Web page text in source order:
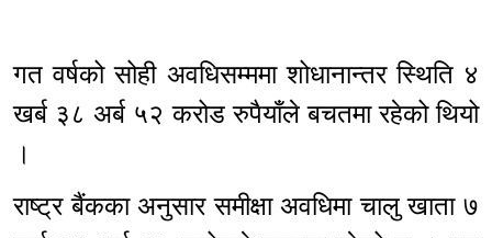
गत वर्षको सोही अवधिसम्ममा शोधानान्तर स्थिति ४
खर्ब ३८ अर्ब ५२ करोड रुपैयाँले बचतमा रहेको थियो
।
राष्ट्र बैंकका अनुसार समीक्षा अवधिमा चालु खाता ७